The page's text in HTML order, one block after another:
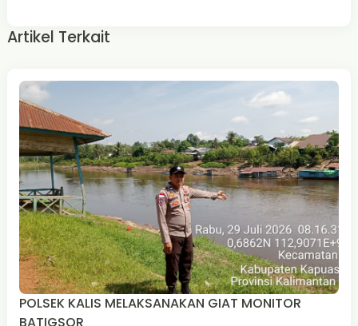
Artikel Terkait
POLSEK KALIS MELAKSANAKAN GIAT MONITOR
BATIGSOR